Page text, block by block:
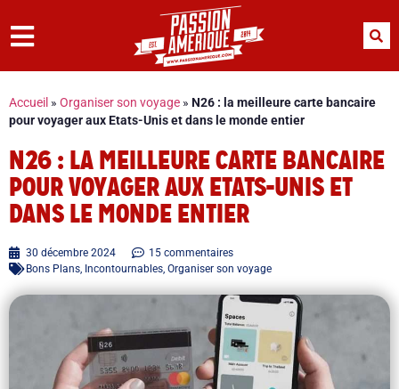
Accueil » Organiser son voyage » N26 : la meilleure carte bancaire
pour voyager aux Etats-Unis et dans le monde entier
N26 : LA MEILLEURE CARTE BANCAIRE
POUR VOYAGER AUX ETATS-UNIS ET
DANS LE MONDE ENTIER
30 décembre 2024
15 commentaires
Bons Plans, Incontournables, Organiser son voyage